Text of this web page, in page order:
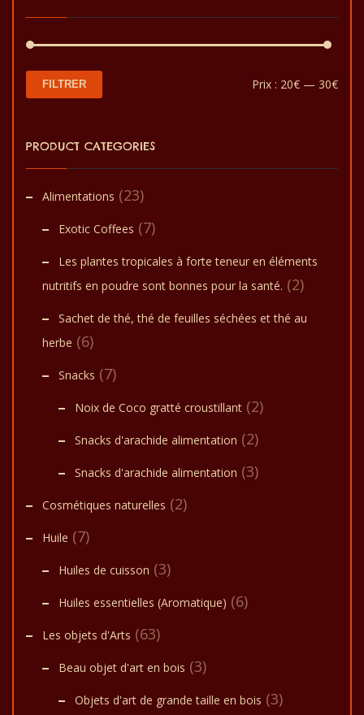
être
sur
page
produit
Prix
Prix
FILTRER Prix : 20€ — 30€
PRODUCT CATEGORIES
Alimentations (23)
Exotic Coffees (7)
Les plantes tropicales à forte teneur en éléments
nutritifs en poudre sont bonnes pour la santé. (2)
Sachet de thé, thé de feuilles séchées et thé au
herbe (6)
Snacks (7)
Noix de Coco gratté croustillant (2)
Snacks d'arachide alimentation (2)
Snacks d'arachide alimentation (3)
Cosmétiques naturelles (2)
Huile (7)
Huiles de cuisson (3)
Huiles essentielles (Aromatique) (6)
Les objets d'Arts (63)
Beau objet d'art en bois (3)
Objets d'art de grande taille en bois (3)